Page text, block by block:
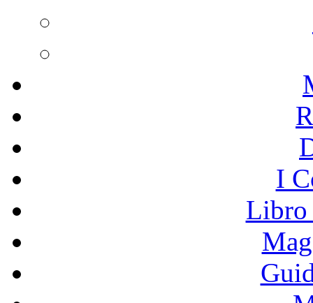
I
Libro